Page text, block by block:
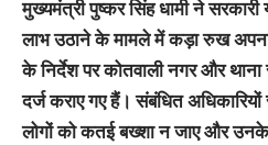
मुख्यमंत्री पुष्कर सिंह धामी ने
लाभ उठाने के मामले में कड़ा रुख
के निर्देश पर कोतवाली नगर और
दर्ज कराए गए हैं। संबंधित
लोगों को कतई बख्शा न जाए और